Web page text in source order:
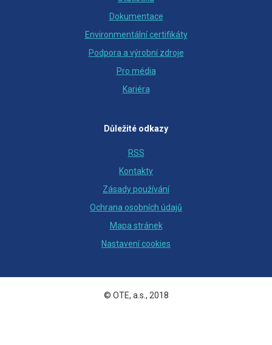
Dokumentace
Environmentální certifikáty
Podpora a výrobní zdroje
Pro média
Kariéra
Důležité odkazy
RSS
Kontakty
Zásady používání
Ochrana osobních údajů
Mapa stránek
Nastavení cookies
© OTE, a.s., 2018